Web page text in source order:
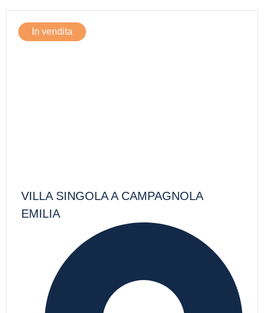
In vendita
VILLA SINGOLA A CAMPAGNOLA
EMILIA